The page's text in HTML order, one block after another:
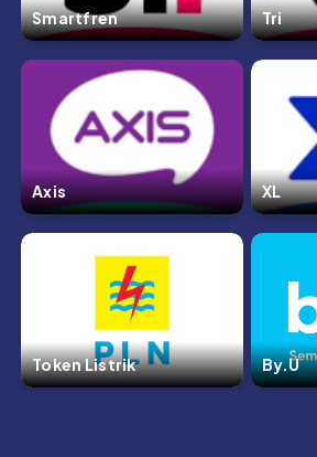
Smartfren Tri
Axis XL
Token Listrik By.U